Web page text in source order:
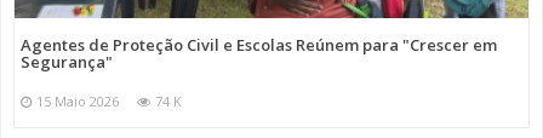
Agentes de Proteção Civil e Escolas Reúnem para "Crescer em
Segurança"
15 Maio 2026 74 K